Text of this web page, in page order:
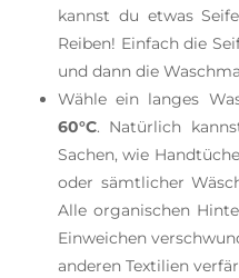
kannst du etwas
Reiben! Einfach die
und dann die
Wähle ein langes
60°C. Natürlich
Sachen, wie
oder sämtlicher
Alle organischen
Einweichen
anderen Textilien